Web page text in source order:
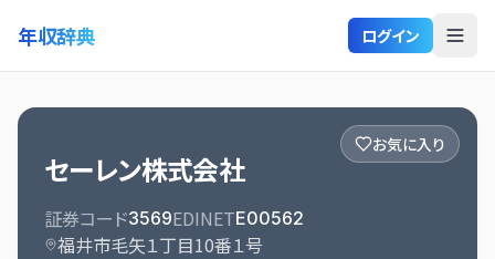
年収辞典 ログイン
お気に入り
セーレン株式会社
証券コード3569EDINETE00562
福井市毛矢１丁目10番１号